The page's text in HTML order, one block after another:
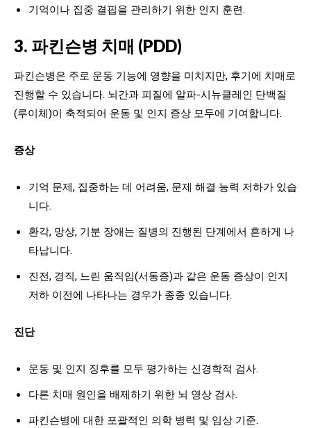
기억이나 집중 결핍을 관리하기 위한 인지 훈련.
3. 파킨슨병 치매 (PDD)
파킨슨병은 주로 운동 기능에 영향을 미치지만, 후기에 치매로
진행할 수 있습니다. 뇌간과 피질에 알파-시뉴클레인 단백질
(루이체)이 축적되어 운동 및 인지 증상 모두에 기여합니다.
증상
기억 문제, 집중하는 데 어려움, 문제 해결 능력 저하가 있습
니다.
환각, 망상, 기분 장애는 질병의 진행된 단계에서 흔하게 나
타납니다.
진전, 경직, 느린 움직임(서동증)과 같은 운동 증상이 인지
저하 이전에 나타나는 경우가 종종 있습니다.
진단
운동 및 인지 징후를 모두 평가하는 신경학적 검사.
다른 치매 원인을 배제하기 위한 뇌 영상 검사.
파킨슨병에 대한 포괄적인 의학 병력 및 임상 기준.